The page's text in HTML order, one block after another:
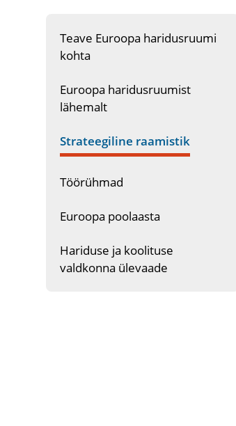
Teave Euroopa haridusruumi
kohta
Euroopa haridusruumist
lähemalt
Strateegiline raamistik
Töörühmad
Euroopa poolaasta
Hariduse ja koolituse
valdkonna ülevaade